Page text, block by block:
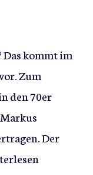
kommt im
Zum
den 70er
Der